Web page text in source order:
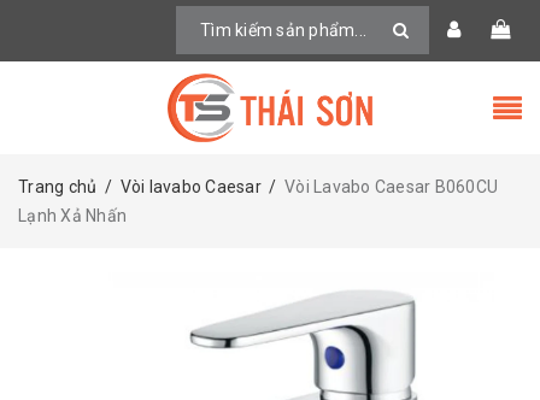
Trang chủ / Vòi lavabo Caesar / Vòi Lavabo Caesar B060CU
Lạnh Xả Nhấn